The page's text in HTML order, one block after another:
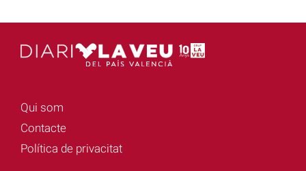
Qui som
Contacte
Política de privacitat